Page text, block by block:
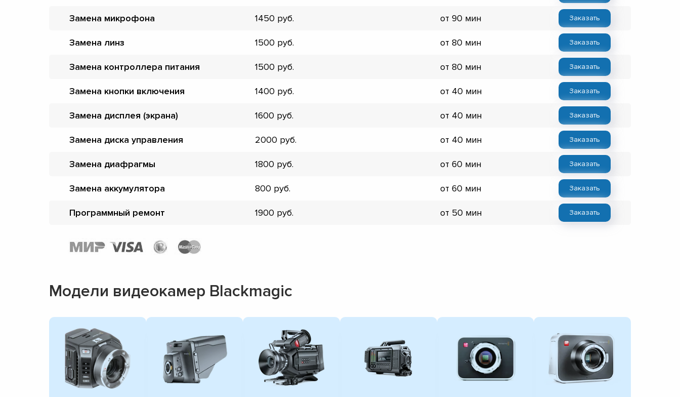
Замена микрофона 1450 от 90 мин Заказать
Замена линз 1500 от 80 мин Заказать
Замена контроллера питания 1500 от 80 мин Заказать
Замена кнопки включения 1400 от 40 мин Заказать
Замена дисплея (экрана) 1600 от 40 мин Заказать
Замена диска управления 2000 от 40 мин Заказать
Замена диафрагмы 1800 от 60 мин Заказать
Замена аккумулятора 800 от 60 мин Заказать
Программный ремонт 1900 от 50 мин Заказать
Модели видеокамер Blackmagic